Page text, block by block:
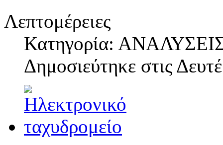
Λεπτομέρειες
Κατηγορία:
Δημοσιεύτηκε στις